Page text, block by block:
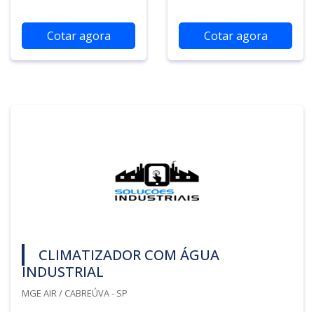
Cotar agora Cotar agora
CLIMATIZADOR COM ÁGUA
INDUSTRIAL
MGE AIR / CABREÚVA - SP